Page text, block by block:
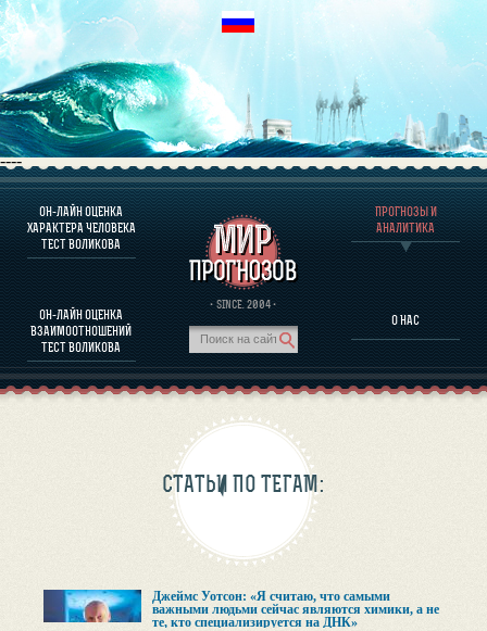
----
ОН-ЛАЙН ОЦЕНКА
ХАРАКТЕРА ЧЕЛОВЕКА
ТЕСТ ВОЛИКОВА
ОН-ЛАЙН ОЦЕНКА
ВЗАИМООТНОШЕНИЙ
ТЕСТ ВОЛИКОВА
· SINCE. 2004 ·
ПРОГНОЗЫ И
АНАЛИТИКА
О НАС
О ПРОГРАММЕ
ОЦЕНКА ХАРАКТЕРA ЧЕЛОВЕКА
ОЦЕНКА ХАРАКТЕРА ВЫДАЮЩИХСЯ ЛИЧНОСТЕЙ
О ПРОГРАММЕ
ПРОГНОЗЫ И АНАЛИТИКА
СТАТЬИ ПО ТЕГАМ:
Джеймс Уотсон: «Я считаю, что самыми
важными людьми сейчас являются химики, а не
те, кто специализируется на ДНК»